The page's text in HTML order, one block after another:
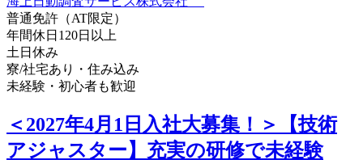
普通免許（AT限定）
年間休日120日以上
土日休み
寮/社宅あり・住み込み
未経験・初心者も歓迎
＜2027年4月1日入社大募集！＞【技術
アジャスター】充実の研修で未経験